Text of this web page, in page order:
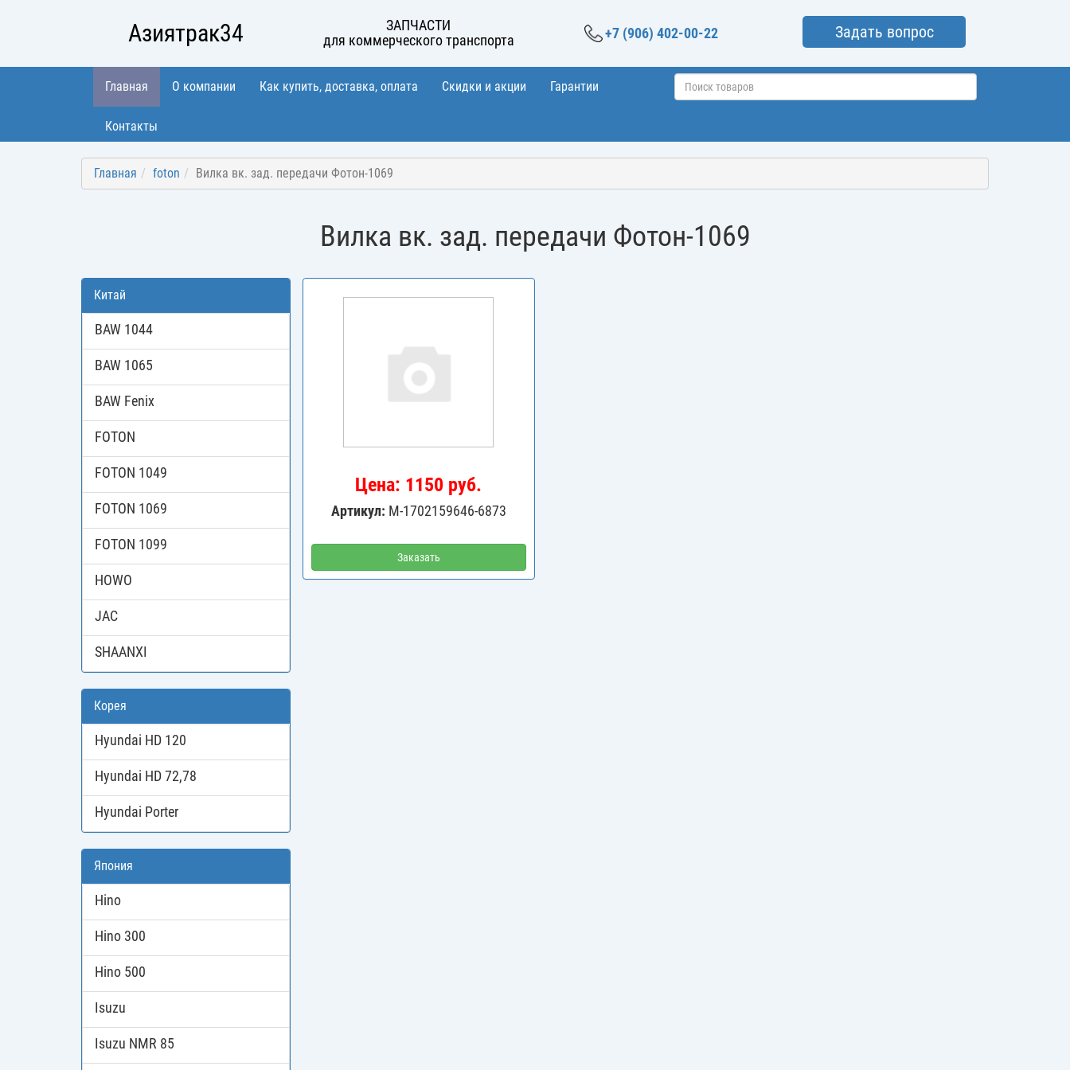
Азиятрак34
ЗАПЧАСТИ
для коммерческого транспорта
+7 (906) 402-00-22 Задать вопрос
Главная О компании Как купить, доставка, оплата Скидки и акции Гарантии
Контакты
Главная foton Вилка вк. зад. передачи Фотон-1069
Вилка вк. зад. передачи Фотон-1069
Китай
BAW 1044
BAW 1065
BAW Fenix
FOTON
FOTON 1049
FOTON 1069
FOTON 1099
HOWO
JAC
SHAANXI
Корея
Hyundai HD 120
Hyundai HD 72,78
Hyundai Porter
Япония
Hino
Hino 300
Hino 500
Isuzu
Isuzu NMR 85
Цена: 1150 руб.
Артикул: M-1702159646-6873
Заказать